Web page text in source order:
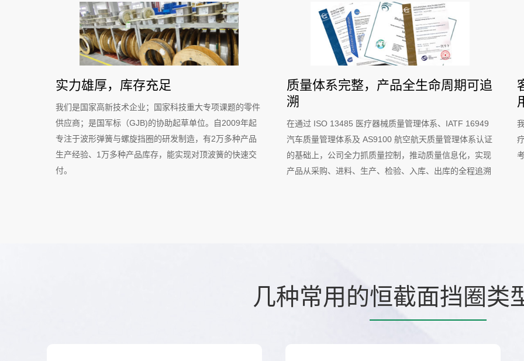
实力雄厚，库存充足
我们是国家高新技术企业；国家科技重大专项课题的零件
供应商；是国军标（GJB)的协助起草单位。自2009年起
专注于波形弹簧与螺旋挡圈的研发制造，有2万多种产品
生产经验、1万多种产品库存，能实现对顶波簧的快速交
付。
质量体系完整，产品全生命周期可追
溯
在通过 ISO 13485 医疗器械质量管理体系、IATF 16949
汽车质量管理体系及 AS9100 航空航天质量管理体系认证
的基础上，公司全力抓质量控制，推动质量信息化，实现
产品从采购、进料、生产、检验、入库、出库的全程追溯
几种常用的恒截面挡圈类